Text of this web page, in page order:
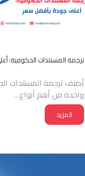
ترجمة المستندات الحكومية:
تُصنف ترجمة المستندات
واحدة من أهم أنواع…
المزيد